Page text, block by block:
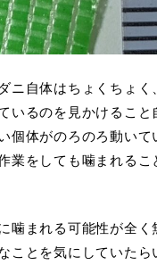
ニ自体はちょくちょ
いるのを見かけること
個体がのろのろ動い
業をしても噛まれるこ
噛まれる可能性が全く
ことを気にしていたら